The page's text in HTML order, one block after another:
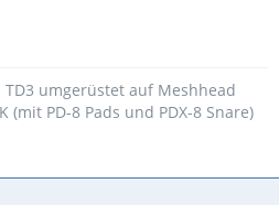
TD3 umgerüstet auf Meshhead
(mit PD-8 Pads und PDX-8 Snare)